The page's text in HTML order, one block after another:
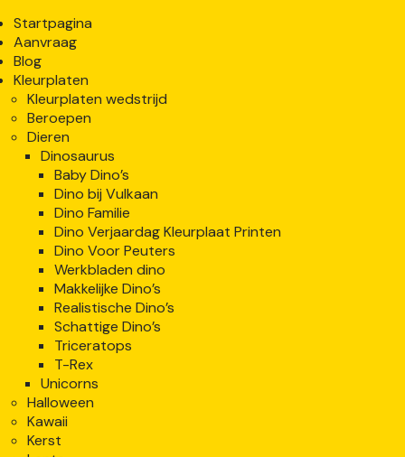
Startpagina
Aanvraag
Blog
Kleurplaten
Kleurplaten wedstrijd
Beroepen
Dieren
Dinosaurus
Baby Dino’s
Dino bij Vulkaan
Dino Familie
Dino Verjaardag Kleurplaat Printen
Dino Voor Peuters
Werkbladen dino
Makkelijke Dino’s
Realistische Dino’s
Schattige Dino’s
Triceratops
T-Rex
Unicorns
Halloween
Kawaii
Kerst